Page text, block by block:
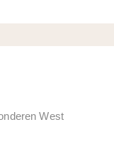
West